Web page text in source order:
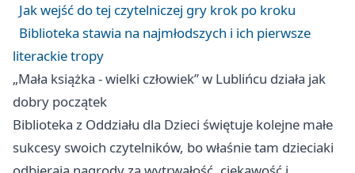
Jak wejść do tej czytelniczej gry krok po kroku
Biblioteka stawia na najmłodszych i ich pierwsze
literackie tropy
„Mała książka - wielki człowiek” w Lublińcu działa jak
dobry początek
Biblioteka z Oddziału dla Dzieci świętuje kolejne małe
sukcesy swoich czytelników, bo właśnie tam dzieciaki